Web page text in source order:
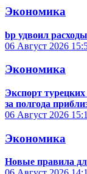
Экономика
bp удвоил
06 Август 2026
Экономика
Экспорт
за полгода
06 Август 2026
Экономика
Новые правила